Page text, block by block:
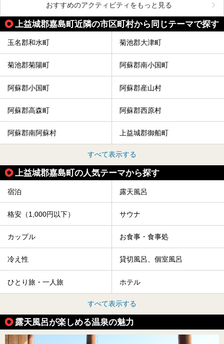
おすすめのアクティビティをもっと見る
上益城郡嘉島町近隣の市区町村から同じテーマで探す
玉名郡和水町 菊池郡大津町
菊池郡菊陽町 阿蘇郡南小国町
阿蘇郡小国町 阿蘇郡産山村
阿蘇郡高森町 阿蘇郡西原村
阿蘇郡南阿蘇村 上益城郡御船町
すべて表示する
上益城郡嘉島町の人気テーマから探す
宿泊 露天風呂
格安（1,000円以下） サウナ
カップル お食事・食事処
冷え性 貸切風呂、個室風呂
ひとり旅・一人旅 ホテル
すべて表示する
露天風呂が楽しめる温泉の魅力